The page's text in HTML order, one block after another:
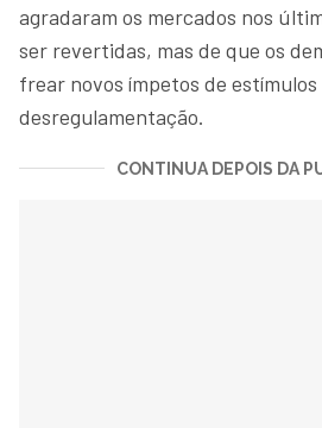
agradaram os mercados nos
ser revertidas, mas de que os
frear novos ímpetos de
desregulamentação.
CONTINUA DEPOIS DA